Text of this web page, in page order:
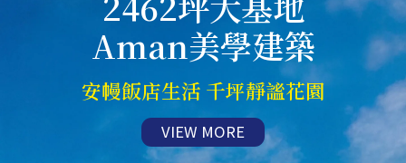
Aman美學建築
安幔飯店生活 千坪靜謐花園
VIEW MORE